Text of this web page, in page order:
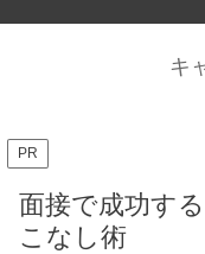
キ
PR
面接で成功す
こなし術